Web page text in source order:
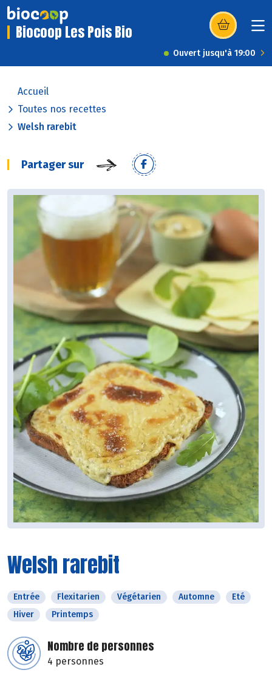
Biocoop Les Pois Bio (s’ouvre dans
Ouvert jusqu'à 19:00
Accueil
Toutes nos recettes
Welsh rarebit
Partager sur
Welsh rarebit
Entrée Flexitarien Végétarien Automne
Eté
Hiver
Printemps
Nombre de personnes
4 personnes